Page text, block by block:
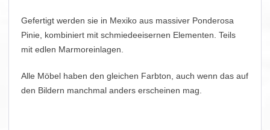
Gefertigt werden sie in Mexiko aus massiver Ponderosa
Pinie, kombiniert mit schmiedeeisernen Elementen. Teils
mit edlen Marmoreinlagen.
Alle Möbel haben den gleichen Farbton, auch wenn das auf
den Bildern manchmal anders erscheinen mag.